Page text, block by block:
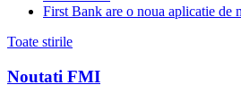
First Bank are o noua aplicatie de
Toate stirile
Noutati FMI